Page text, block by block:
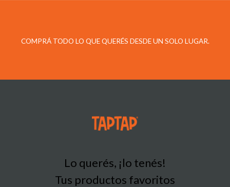
COMPRÁ TODO LO QUE QUERÉS DESDE UN SOLO LUGAR.
Lo querés, ¡lo tenés!
Tus productos favoritos